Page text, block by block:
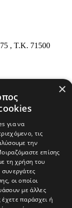
, T.K. 71500
και προσφορές
×
για να
τις
την
επίσης
τη χρήση του
οι οποίοι
με άλλες
παράσχει ή